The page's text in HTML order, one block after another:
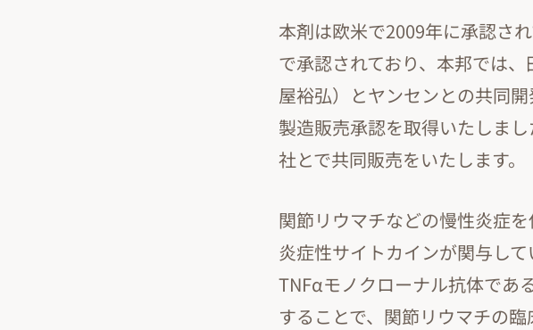
本剤は欧米で2009年に承認さ
で承認されており、本邦では
屋裕弘）とヤンセンとの共同
製造販売承認を取得いたしま
社とで共同販売をいたします。
関節リウマチなどの慢性炎症
炎症性サイトカインが関与し
TNFαモノクローナル抗体であ
することで、関節リウマチの